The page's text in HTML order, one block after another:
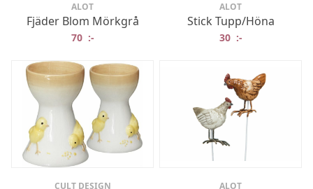
ALOT
Fjäder Blom Mörkgrå
70 :-
ALOT
Stick Tupp/Höna
30 :-
CULT DESIGN ALOT